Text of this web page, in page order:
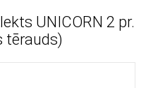
UNICORN 2 pr.
tērauds)